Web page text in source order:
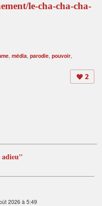
le-cha-cha-cha-
, média, parodie, pouvoir,
2
adieu"
2026 à 5:49